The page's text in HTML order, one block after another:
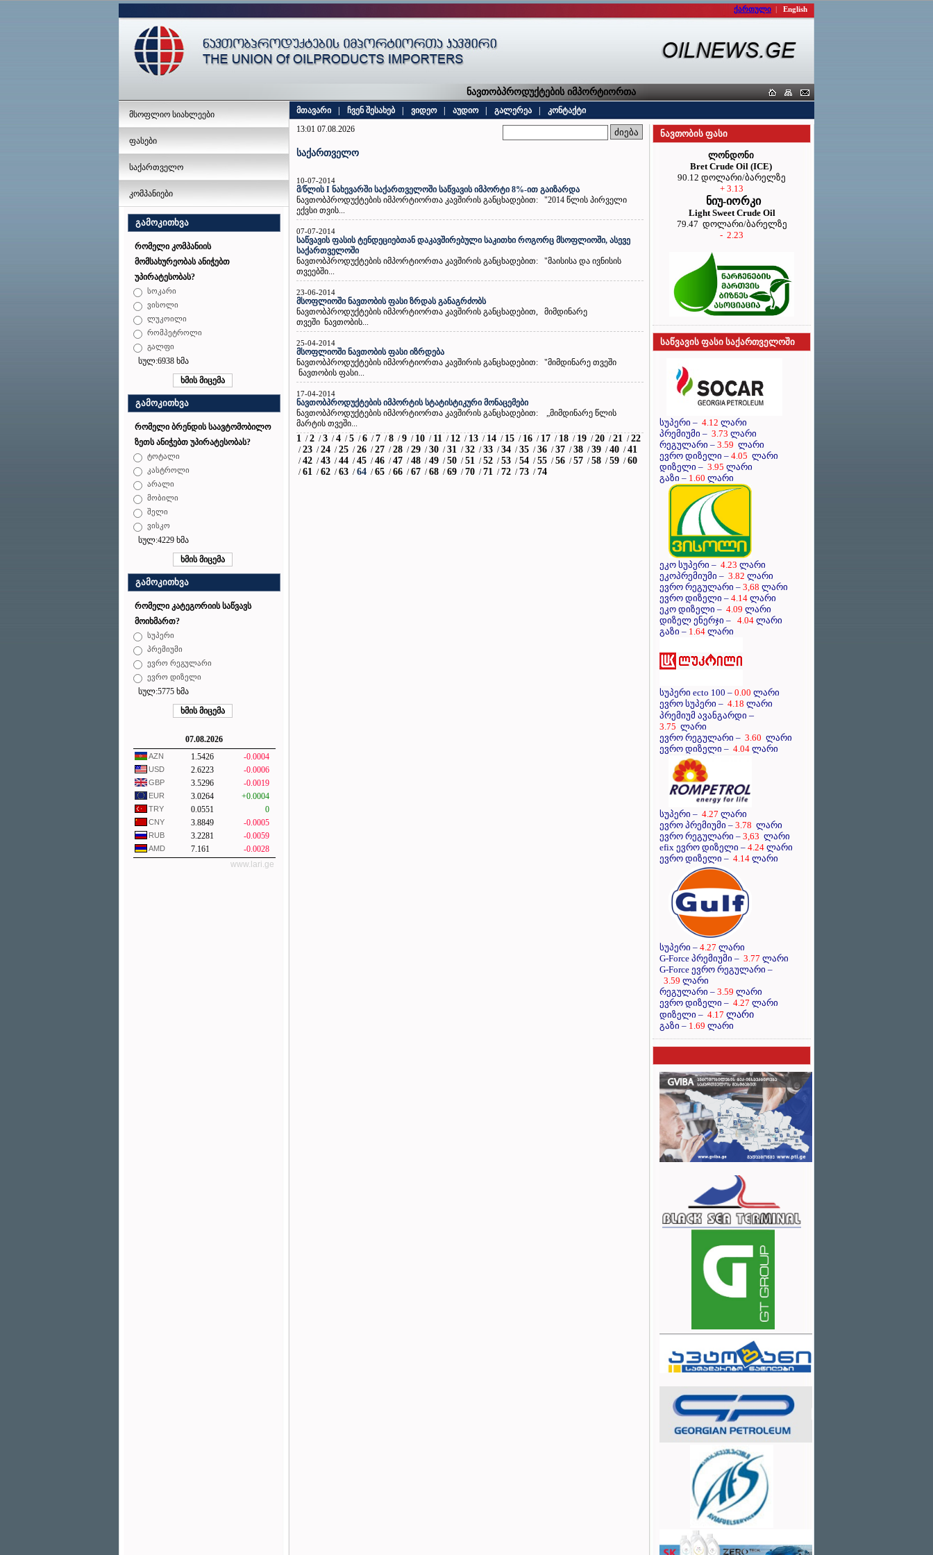
ქართული | English
ნავთობპროდუქტების იმპორტიორთა კავშირი
მსოფლიო სიახლეები
ფასები
საქართველო
კომპანიები
გამოკითხვა
რომელი კომპანიის
მომსახურეობას ანიჭებთ
უპირატესობას?
სოკარი
ვისოლი
ლუკოილი
რომპეტროლი
გალფი
სულ:6938 ხმა
გამოკითხვა
რომელი ბრენდის საავტომობილო
ზეთს ანიჭებთ უპირატესობას?
ტოტალი
კასტროლი
არალი
მობილი
შელი
ვისკო
სულ:4229 ხმა
გამოკითხვა
რომელი კატეგორიის საწვავს
მოიხმართ?
სუპერი
პრემიუმი
ევრო რეგულარი
ევრო დიზელი
სულ:5775 ხმა
07.08.2026
AZN 1.5426 -0.0004
USD 2.6223 -0.0006
GBP 3.5296 -0.0019
EUR 3.0264 +0.0004
TRY 0.0551 0
CNY 3.8849 -0.0005
RUB 3.2281 -0.0059
AMD 7.161
-0.0028
www.lari.ge
მთავარი ჩვენ შესახებ ვიდეო აუდიო გალერეა
კონტაქტი
13:01 07.08.2026
საქართველო
10-07-2014
მ/წლის I ნახევარში საქართველოში საწვავის იმპორტი 8%-ით გაიზარდა
ნავთობპროდუქტების იმპორტიორთა კავშირის განცხადებით: "2014 წლის პირველი
ექვსი თვის...
07-07-2014
საწვავის ფასის ტენდეციებთან დაკავშირებული საკითხი როგორც მსოფლიოში, ასევე
საქართველოში
ნავთობპროდუქტების იმპორტიორთა კავშირის განცხადებით: "მაისისა და ივნისის
თვეებში...
23-06-2014
მსოფლიოში ნავთობის ფასი ზრდას განაგრძობს
ნავთობპროდუქტების იმპორტიორთა კავშირის განცხადებით, მიმდინარე
თვეში ნავთობის...
25-04-2014
მსოფლიოში ნავთობის ფასი იზრდება
ნავთობპროდუქტების იმპორტიორთა კავშირის განცხადებით: "მიმდინარე თვეში
ნავთობის ფასი...
17-04-2014
ნავთობპროდუქტების იმპორტის სტატისტიკური მონაცემები
ნავთობპროდუქტების იმპორტიორთა კავშირის განცხადებით: „მიმდინარე წლის
მარტის თვეში...
1 / 2 / 3 / 4 / 5 / 6 / 7 / 8 / 9 / 10 / 11 / 12 / 13 / 14 / 15 / 16 / 17 / 18 / 19 / 20 / 21 / 22
/ 23 / 24 / 25 / 26 / 27 / 28 / 29 / 30 / 31 / 32 / 33 / 34 / 35 / 36 / 37 / 38 / 39 / 40 / 41
/ 42 / 43 / 44 / 45 / 46 / 47 / 48 / 49 / 50 / 51 / 52 / 53 / 54 / 55 / 56 / 57 / 58 / 59 / 60
/ 61 / 62 / 63 / 64 / 65 / 66 / 67 / 68 / 69 / 70 / 71 / 72 / 73 / 74
ნავთობის ფასი
ლონდონი
Bret Crude Oil (ICE)
90.12 დოლარი/ბარელზე
+ 3.13
ნიუ-იორკი
Light Sweet Crude Oil
79.47 დოლარი/ბარელზე
- 2.23
საწვავის ფასი საქართველოში
სუპერი – 4.12 ლარი
პრემიუმი – 3.73 ლარი
რეგულარი – 3.59 ლარი
ევრო დიზელი – 4.05 ლარი
დიზელი – 3.95 ლარი
გაზი – 1.60 ლარი
ეკო სუპერი – 4.23 ლარი
ეკოპრემიუმი – 3.82 ლარი
ევრო რეგულარი – 3,68 ლარი
ევრო დიზელი – 4.14 ლარი
ეკო დიზელი – 4.09 ლარი
დიზელ ენერჯი – 4.04 ლარი
გაზი – 1.64 ლარი
სუპერი ecto 100 – 0.00 ლარი
ევრო სუპერი – 4.18 ლარი
პრემიუმ ავანგარდი –
3.75 ლარი
ევრო რეგულარი – 3.60 ლარი
ევრო დიზელი – 4.04 ლარი
სუპერი – 4.27 ლარი
ევრო პრემიუმი – 3.78 ლარი
ევრო რეგულარი – 3,63 ლარი
efix ევრო დიზელი – 4.24 ლარი
ევრო დიზელი – 4.14 ლარი
სუპერი – 4.27 ლარი
G-Force პრემიუმი – 3.77 ლარი
G-Force ევრო რეგულარი –
3.59 ლარი
რეგულარი – 3.59 ლარი
ევრო დიზელი – 4.27 ლარი
დიზელი – 4.17 ლარი
გაზი – 1.69 ლარი